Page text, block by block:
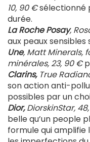
10, 90 €sélectionné
durée.
La Roche Posay,
aux peaux sensibles
Une, Matt Minerals,
minérales, 23, 90 €
Clarins,True
son action anti-
possibles par un
Dior,DiorskinStar,
belle qu’un people
formule qui amplifie